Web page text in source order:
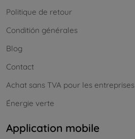
Politique de retour
Conditión générales
Blog
Contact
Achat sans TVA pour les entreprises
Énergie verte
Application mobile